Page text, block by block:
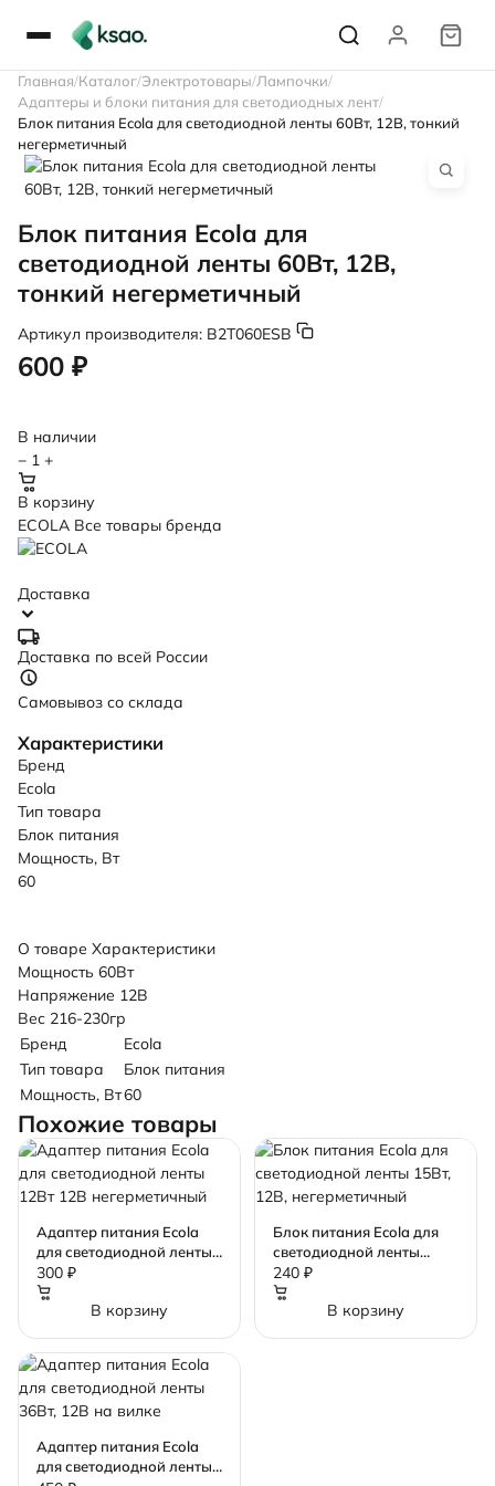
Главная Каталог Электротовары Лампочки
Адаптеры и блоки питания для светодиодных лент
Блок питания Ecola для светодиодной ленты 60Вт, 12В, тонкий
негерметичный
Блок питания Ecola для
светодиодной ленты 60Вт, 12В,
тонкий негерметичный
Артикул производителя: B2T060ESB
600 ₽
В наличии
− 1 +
В корзину
ECOLA Все товары бренда
Доставка
Доставка по всей России
Самовывоз со склада
Характеристики
Бренд
Ecola
Тип товара
Блок питания
Мощность, Вт
60
О товаре Характеристики
Мощность 60Вт
Напряжение 12В
Вес 216-230гр
Бренд
Ecola
Тип товара
Блок питания
Мощность, Вт60
Похожие товары
Адаптер питания Ecola
для светодиодной ленты
12Вт 12В негерметичный
300 ₽
В корзину
Блок питания Ecola для
светодиодной ленты
15Вт, 12В, негерметичный
240 ₽
В корзину
Адаптер питания Ecola
для светодиодной ленты